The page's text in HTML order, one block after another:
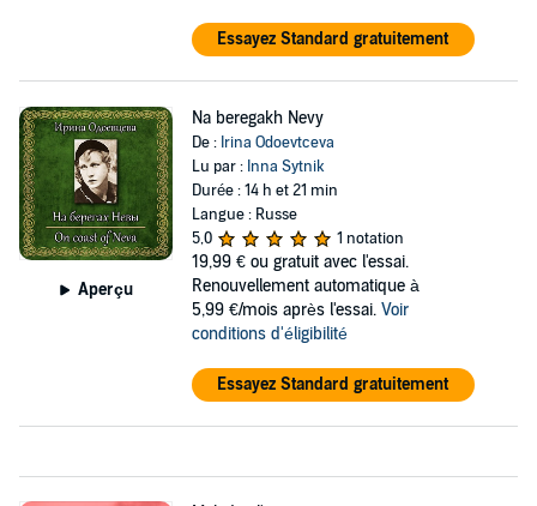
Essayez Standard gratuitement
Aperçu
Na beregakh Nevy
De : Irina Odoevtceva
Lu par : Inna Sytnik
Durée : 14 h et 21 min
Langue : Russe
5,0
1 notation
19,99 € ou gratuit avec l'essai.
Renouvellement automatique à
5,99 €/mois après l'essai. Voir
conditions d'éligibilité
Essayez Standard gratuitement